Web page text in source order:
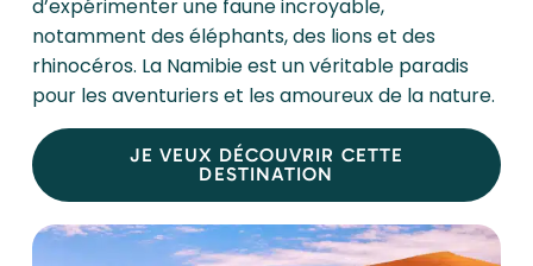
d’expérimenter une faune incroyable,
notamment des éléphants, des lions et des
rhinocéros. La Namibie est un véritable paradis
pour les aventuriers et les amoureux de la nature.
JE VEUX DÉCOUVRIR CETTE
DESTINATION